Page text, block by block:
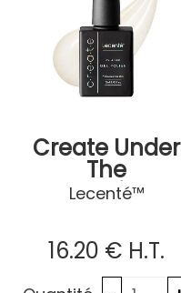
Create Under
The
Moonlight
Lecenté™
16.20 € H.T.